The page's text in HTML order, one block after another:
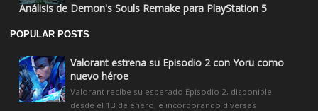
Análisis de Demon's Souls Remake para PlayStation 5
POPULAR POSTS
Valorant estrena su Episodio 2 con Yoru como
nuevo héroe
Valorant recibe su esperado Episodio 2, disponible
desde el 13 de enero, e incorporando diversas